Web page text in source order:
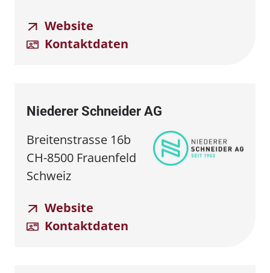
Website
Kontaktdaten
Niederer Schneider AG
Breitenstrasse 16b
CH-8500 Frauenfeld
Schweiz
Website
Kontaktdaten